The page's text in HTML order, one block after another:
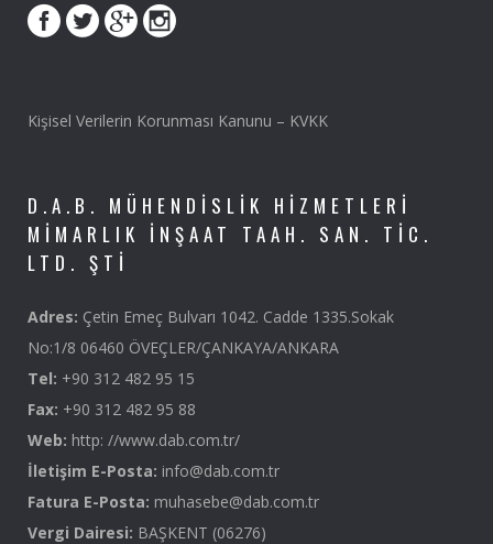
Kişisel Verilerin Korunması Kanunu – KVKK
D.A.B. MÜHENDISLIK HIZMETLERI
MIMARLIK İNŞAAT TAAH. SAN. TIC.
LTD. ŞTI
Adres: Çetin Emeç Bulvarı 1042. Cadde 1335.Sokak
No:1/8 06460 ÖVEÇLER/ÇANKAYA/ANKARA
Tel: +90 312 482 95 15
Fax: +90 312 482 95 88
Web: http: //www.dab.com.tr/
İletişim E-Posta: info@dab.com.tr
Fatura E-Posta: muhasebe@dab.com.tr
Vergi Dairesi: BAŞKENT (06276)